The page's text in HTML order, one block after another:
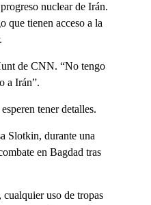
nuclear de Irán.
que tienen acceso a la
de CNN. “No tengo
a Irán”.
tener detalles.
Slotkin, durante una
en Bagdad tras
uso de tropas